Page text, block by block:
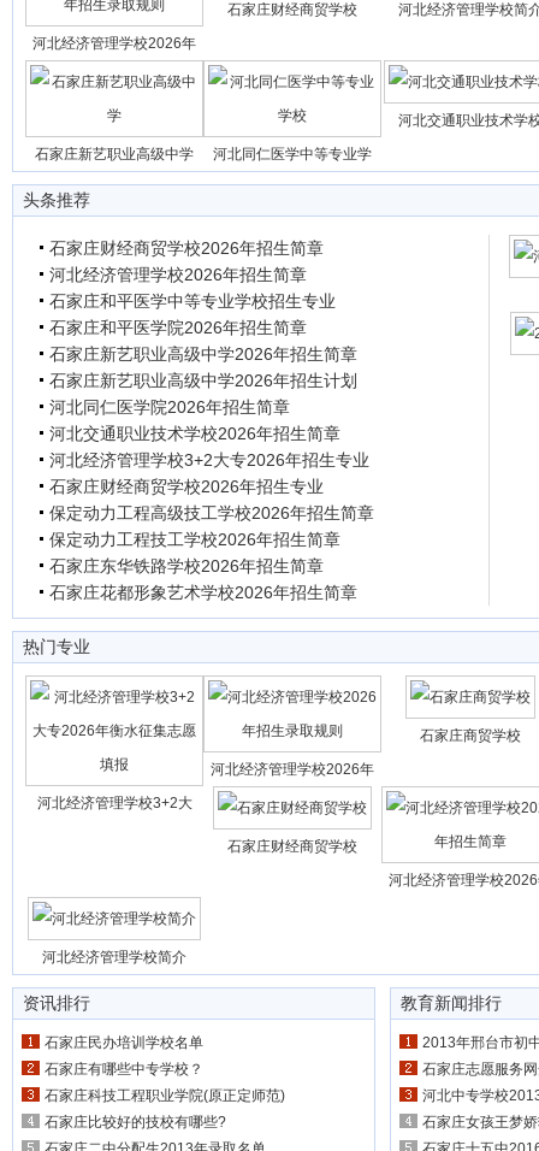
河北经济管理学校2026年
石家庄财经商贸学校 河北经济管理学校简
石家庄新艺职业高级中学 河北同仁医学中等专业学
河北交通职业技术学
头条推荐
石家庄财经商贸学校2026年招生简章
河北经济管理学校2026年招生简章
石家庄和平医学中等专业学校招生专业
石家庄和平医学院2026年招生简章
石家庄新艺职业高级中学2026年招生简章
石家庄新艺职业高级中学2026年招生计划
河北同仁医学院2026年招生简章
河北交通职业技术学校2026年招生简章
河北经济管理学校3+2大专2026年招生专业
石家庄财经商贸学校2026年招生专业
保定动力工程高级技工学校2026年招生简章
保定动力工程技工学校2026年招生简章
石家庄东华铁路学校2026年招生简章
石家庄花都形象艺术学校2026年招生简章
热门专业
河北经济管理学校3+2大
河北经济管理学校2026年
石家庄商贸学校
石家庄财经商贸学校
河北经济管理学校
河北经济管理学校简介
资讯排行
石家庄民办培训学校名单
石家庄有哪些中专学校？
石家庄科技工程职业学院(原正定师范)
石家庄比较好的技校有哪些?
教育新闻排行
2013年邢台市初
石家庄志愿服务
河北中专学校
石家庄女孩王梦